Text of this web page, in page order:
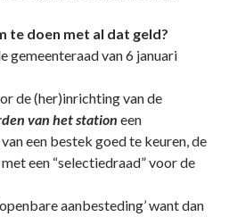
te doen met al dat geld?
gemeenteraad van 6 januari
de (her)inrichting van de
van het station een
een bestek goed te keuren, de
een “selectiedraad” voor de
aanbesteding’ want dan